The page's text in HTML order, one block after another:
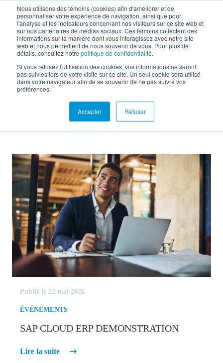
Nous utilisons des témoins (cookies) afin d'améliorer et de
personnaliser votre expérience de navigation, ainsi que pour
l'analyse et les indicateurs concernant nos visiteurs sur ce site web et
sur nos partenaires de médias sociaux. Ces témoins collectent des
informations sur la manière dont vous interagissez avec notre site
web et nous permettent de nous souvenir de vous. Pour plus de
détails, consultez notre politique de confidentialité.
Si vous refusez l'utilisation des cookies, vos informations ne seront
pas suivies lors de votre visite sur ce site. Un seul cookie sera utilisé
dans votre navigateur afin de se souvenir de ne pas suivre vos
préférences.
Accepter Refuser
Nouvelles
Publié le 22 mai 2026
ÉVÉNEMENTS
SAP CLOUD ERP DEMONSTRATION
Lire la suite